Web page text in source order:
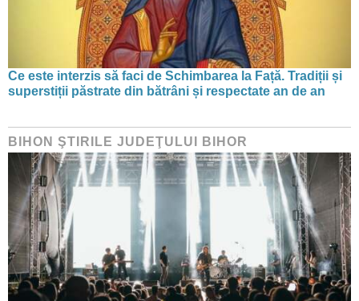
Ce este interzis să faci de Schimbarea la Față. Tradiții și
superstiții păstrate din bătrâni și respectate an de an
BIHON ŞTIRILE JUDEŢULUI BIHOR